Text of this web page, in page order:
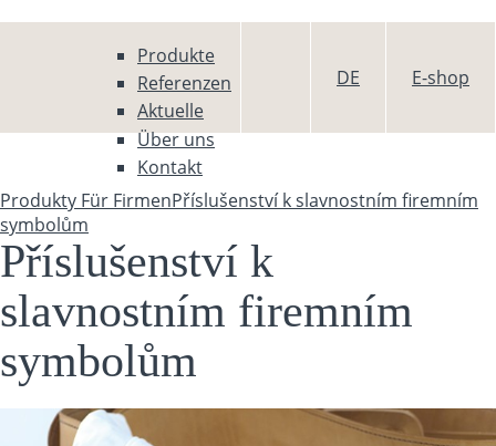
Produkte
Referenzen
Aktuelle
Über uns
Kontakt
DE E-shop
Sie sind hier
Produkty Für FirmenPříslušenství k slavnostním firemním
symbolům
Příslušenství k
slavnostním firemním
symbolům